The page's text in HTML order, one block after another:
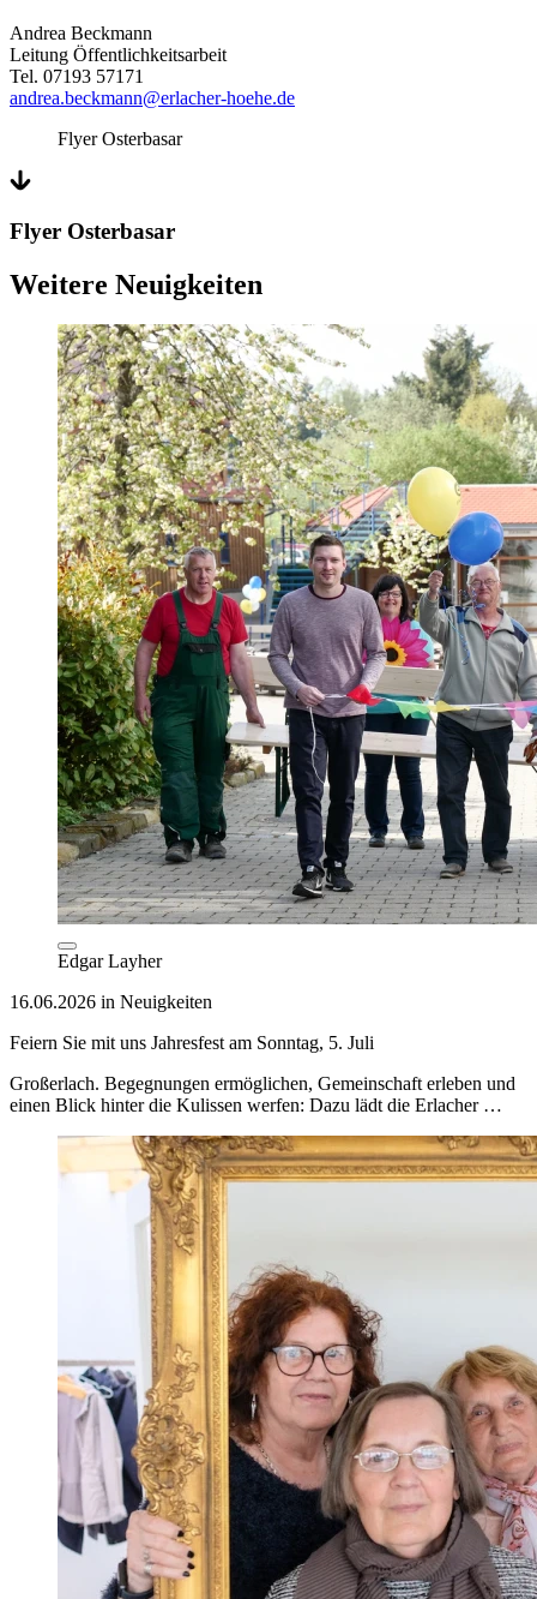
Andrea Beckmann
Leitung Öffentlichkeitsarbeit
Tel. 07193 57171
andrea.beckmann@erlacher-hoehe.de
Flyer Osterbasar
Flyer Osterbasar
Weitere Neuigkeiten
Edgar Layher
16.06.2026 in Neuigkeiten
Feiern Sie mit uns Jahresfest am Sonntag, 5. Juli
Großerlach. Begegnungen ermöglichen, Gemeinschaft erleben und
einen Blick hinter die Kulissen werfen: Dazu lädt die Erlacher …